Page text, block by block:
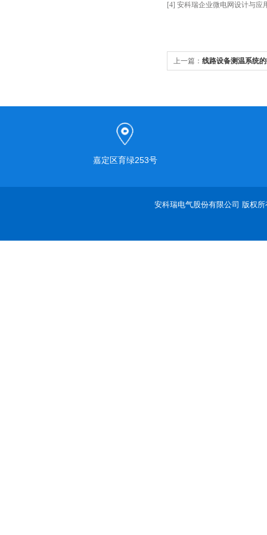
[4] 安科瑞企业微电网设计与应
上一篇： 线路设备测温系统
嘉定区育绿253号
安科瑞电气股份有限公司 版权